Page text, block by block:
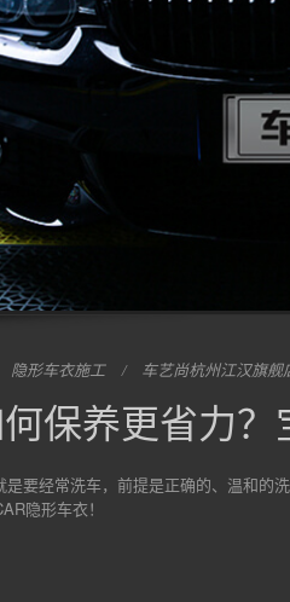
隐形车衣施工 车艺尚杭州江汉旗舰
保养更省力？
要经常洗车，前提是正确的、温和的
隐形车衣！